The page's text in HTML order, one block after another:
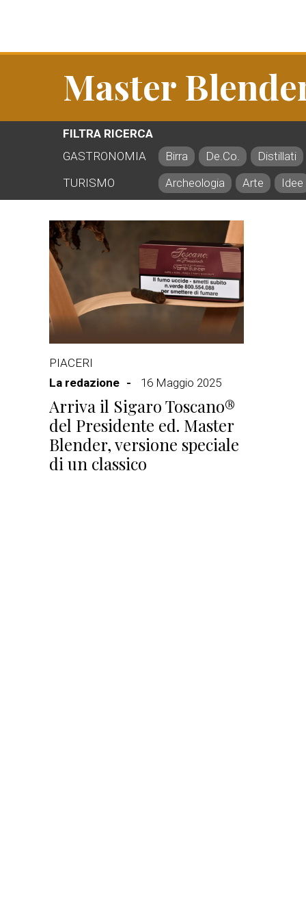
Master
FILTRA RICERCA
GASTRONOMIA
Birra De.Co.
Distillati
TURISMO
Archeologia Arte Idee
PIACERI
La redazione
16 Maggio 2025
Arriva il Sigaro Toscano®
del Presidente ed. Master
Blender, versione speciale
di un classico